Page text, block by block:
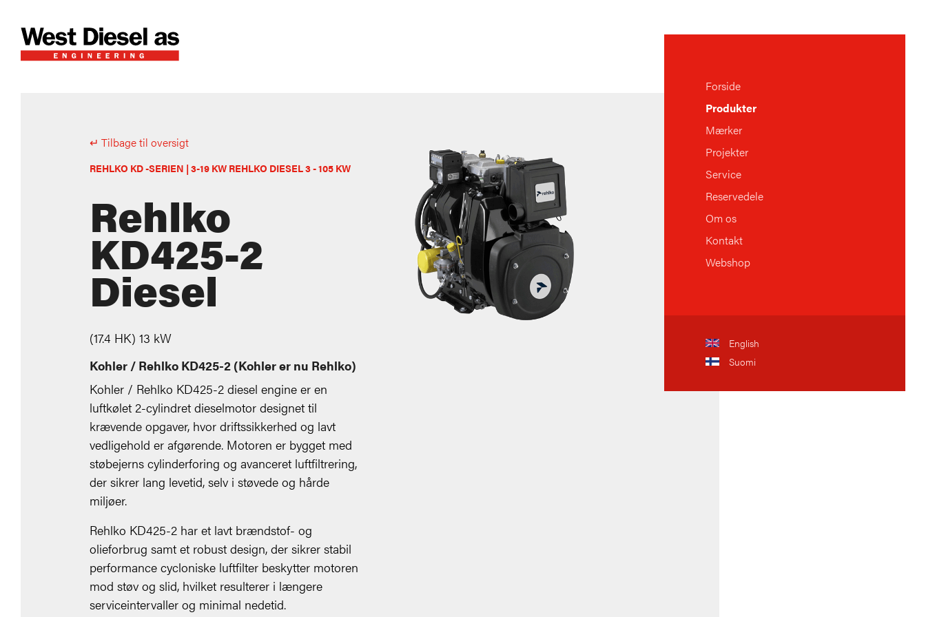
Forside
Produkter
Mærker
Projekter
Service
Reservedele
Om os
Kontakt
Webshop
English
Suomi
↵ Tilbage til oversigt
REHLKO KD -SERIEN | 3-19 KW REHLKO DIESEL 3 - 105 KW
Rehlko
KD425-2
Diesel
(17.4 HK) 13 kW
Kohler / Rehlko KD425-2 (Kohler er nu Rehlko)
Kohler / Rehlko KD425-2 diesel engine er en
luftkølet 2-cylindret dieselmotor designet til
krævende opgaver, hvor driftssikkerhed og lavt
vedligehold er afgørende. Motoren er bygget med
støbejerns cylinderforing og avanceret luftfiltrering,
der sikrer lang levetid, selv i støvede og hårde
miljøer.
Rehlko KD425-2 har et lavt brændstof- og
olieforbrug samt et robust design, der sikrer stabil
performance cycloniske luftfilter beskytter motoren
mod støv og slid, hvilket resulterer i længere
serviceintervaller og minimal nedetid.